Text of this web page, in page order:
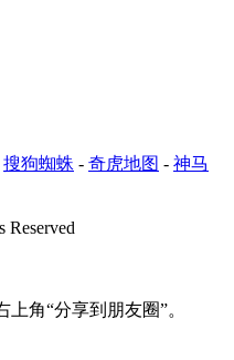
搜狗蜘蛛 - 奇虎地图 - 神马
角“分享到朋友圈”。